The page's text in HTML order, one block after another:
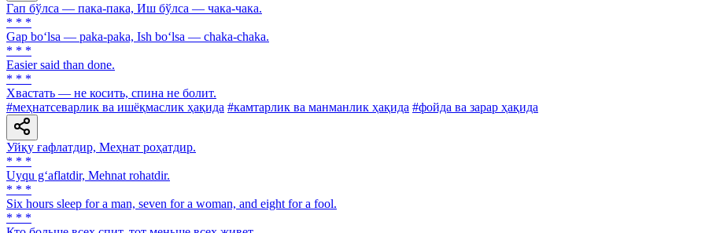
Гап бўлса — пака-пака, Иш бўлса — чака-чака.
* * *
Gap bo‘lsa — paka-paka, Ish bo‘lsa — chaka-chaka.
* * *
Easier said than done.
* * *
Хвастать — не косить, спина не болит.
#меҳнатсеварлик ва ишёқмаслик ҳақида #камтарлик ва манманлик ҳақида #фойда ва зарар ҳақида
Уйқу ғафлатдир, Меҳнат роҳатдир.
* * *
Uyqu g‘aflatdir, Mehnat rohatdir.
* * *
Six hours sleep for a man, seven for a woman, and eight for a fool.
* * *